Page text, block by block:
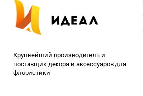
Крупнейший производитель и
поставщик декора и аксессуаров для
флористики